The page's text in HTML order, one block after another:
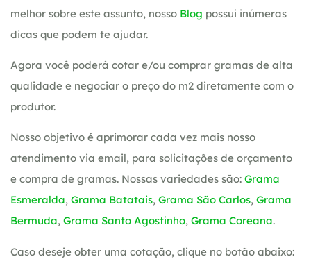
melhor sobre este assunto, nosso Blog possui inúmeras
dicas que podem te ajudar.
Agora você poderá cotar e/ou comprar gramas de alta
qualidade e negociar o preço do m2 diretamente com o
produtor.
Nosso objetivo é aprimorar cada vez mais nosso
atendimento via email, para solicitações de orçamento
e compra de gramas. Nossas variedades são: Grama
Esmeralda, Grama Batatais, Grama São Carlos, Grama
Bermuda, Grama Santo Agostinho, Grama Coreana.
Caso deseje obter uma cotação, clique no botão abaixo: